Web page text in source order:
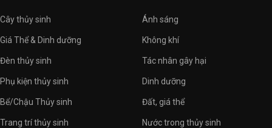
Cây thủy sinh
Giá Thể & Dinh dưỡng
Đèn thủy sinh
Phụ kiện thủy sinh
Bể/Chậu Thủy sinh
Trang trí thủy sinh
Ánh sáng
Không khí
Tác nhân gây hại
Dinh dưỡng
Đất, giá thể
Nước trong thủy sinh